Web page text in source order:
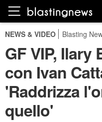
NEWS & VIDEO Blasting
GF VIP, Ilary
con Ivan
'Raddrizza
quello'